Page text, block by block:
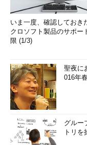
いま一度、確認しておき
クロソフト製品のサポー
限 (1/3)
聖夜に
016年
グルー
トリを